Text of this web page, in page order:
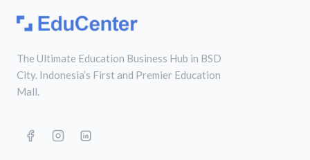
The Ultimate Education Business Hub in BSD
City. Indonesia’s First and Premier Education
Mall.